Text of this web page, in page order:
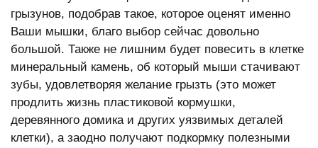
грызунов, подобрав такое, которое оценят именно
Ваши мышки, благо выбор сейчас довольно
большой. Также не лишним будет повесить в клетке
минеральный камень, об который мыши стачивают
зубы, удовлетворяя желание грызть (это может
продлить жизнь пластиковой кормушки,
деревянного домика и других уязвимых деталей
клетки), а заодно получают подкормку полезными